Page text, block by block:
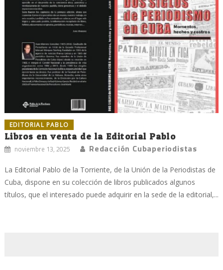
EDITORIAL PABLO
Libros en venta de la Editorial Pablo
noviembre 13, 2025 Redacción Cubaperiodistas
La Editorial Pablo de la Torriente, de la Unión de la Periodistas de
Cuba, dispone en su colección de libros publicados algunos
títulos, que el interesado puede adquirir en la sede de la editorial,...